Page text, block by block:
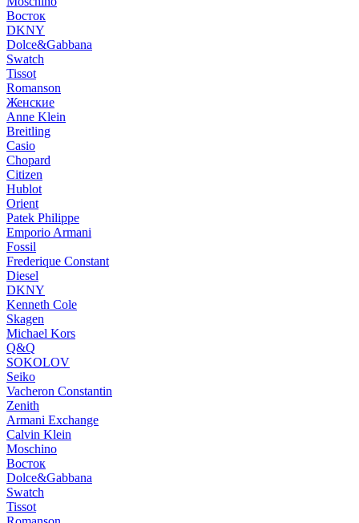
Восток
DKNY
Dolce&Gabbana
Swatch
Tissot
Romanson
Женские
Anne Klein
Breitling
Casio
Chopard
Citizen
Hublot
Orient
Patek Philippe
Emporio Armani
Fossil
Frederique Constant
Diesel
DKNY
Kenneth Cole
Skagen
Michael Kors
Q&Q
SOKOLOV
Seiko
Vacheron Constantin
Zenith
Armani Exchange
Calvin Klein
Moschino
Восток
Dolce&Gabbana
Swatch
Tissot